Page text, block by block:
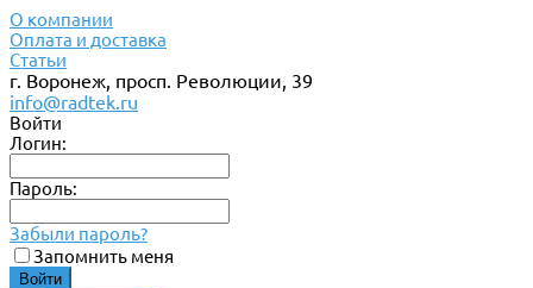
О компании
Оплата и доставка
Статьи
г. Воронеж, просп. Революции, 39
info@radtek.ru
Войти
Логин:
Пароль:
Забыли пароль?
Запомнить меня